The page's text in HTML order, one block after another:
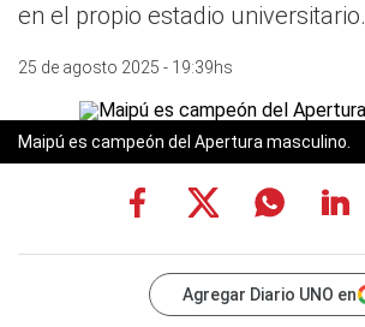
en el propio estadio universitario.
25 de agosto 2025 - 19:39hs
Maipú es campeón del Apertura masculino.
Agregar Diario UNO en